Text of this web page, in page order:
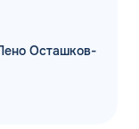
Осташков-